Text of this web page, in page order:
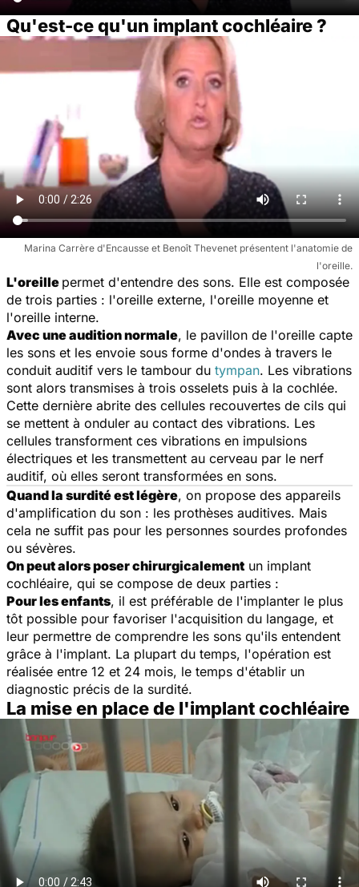
Qu'est-ce qu'un implant cochléaire ?
Marina Carrère d'Encausse et Benoît Thevenet présentent l'anatomie de
l'oreille.
L'oreille permet d'entendre des sons. Elle est composée
de trois parties : l'oreille externe, l'oreille moyenne et
l'oreille interne.
Avec une audition normale, le pavillon de l'oreille capte
les sons et les envoie sous forme d'ondes à travers le
conduit auditif vers le tambour du tympan. Les vibrations
sont alors transmises à trois osselets puis à la cochlée.
Cette dernière abrite des cellules recouvertes de cils qui
se mettent à onduler au contact des vibrations. Les
cellules transforment ces vibrations en impulsions
électriques et les transmettent au cerveau par le nerf
auditif, où elles seront transformées en sons.
Quand la surdité est légère, on propose des appareils
d'amplification du son : les prothèses auditives. Mais
cela ne suffit pas pour les personnes sourdes profondes
ou sévères.
On peut alors poser chirurgicalement un implant
cochléaire, qui se compose de deux parties :
Pour les enfants, il est préférable de l'implanter le plus
tôt possible pour favoriser l'acquisition du langage, et
leur permettre de comprendre les sons qu'ils entendent
grâce à l'implant. La plupart du temps, l'opération est
réalisée entre 12 et 24 mois, le temps d'établir un
diagnostic précis de la surdité.
La mise en place de l'implant cochléaire